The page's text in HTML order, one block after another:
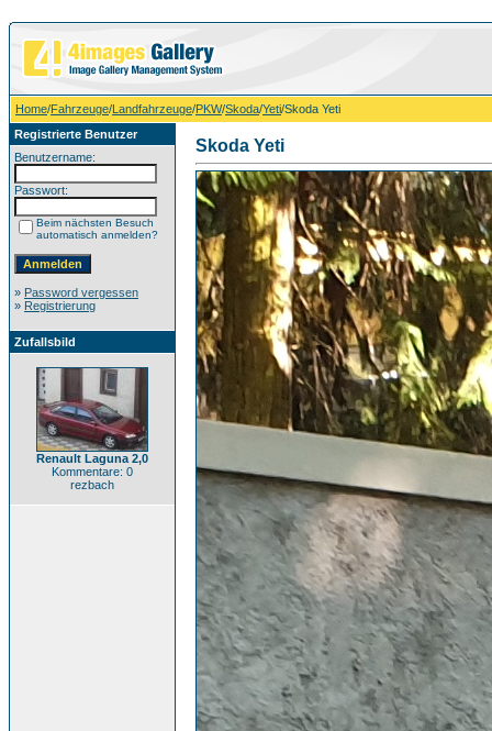
Home/Fahrzeuge/Landfahrzeuge/PKW/Skoda/Yeti/Skoda Yeti
Registrierte Benutzer
Benutzername:
Passwort:
Beim nächsten Besuch
automatisch anmelden?
» Password vergessen
» Registrierung
Zufallsbild
Renault Laguna 2,0
Kommentare: 0
rezbach
Skoda Yeti